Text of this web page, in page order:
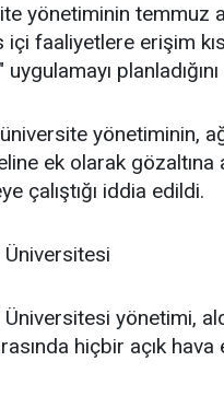
yönetiminin temmuz
içi faaliyetlere erişim
üniversite yönetiminin,
ek olarak
çalıştığı iddia edildi.
yönetimi,
hiçbir açık